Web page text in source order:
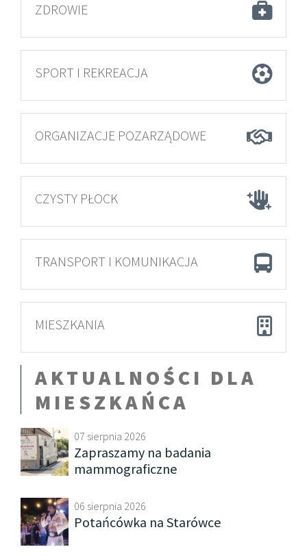
ZDROWIE
SPORT I REKREACJA
ORGANIZACJE POZARZĄDOWE
CZYSTY PŁOCK
TRANSPORT I KOMUNIKACJA
MIESZKANIA
AKTUALNOŚCI DLA
MIESZKAŃCA
07 sierpnia 2026
Zapraszamy na badania
mammograficzne
06 sierpnia 2026
Potańcówka na Starówce